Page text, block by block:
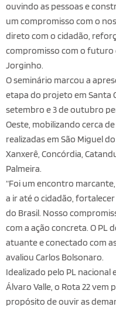
ouvindo as pessoas e
um compromisso com o
direto com o cidadão,
compromisso com o futuro
Jorginho.
O seminário marcou a
etapa do projeto em Santa
setembro e 3 de outubro
Oeste, mobilizando cerca
realizadas em São Miguel
Xanxerê, Concórdia,
Palmeira.
“Foi um encontro
a ir até o cidadão,
do Brasil. Nosso
com a ação concreta. O PL
atuante e conectado com
avaliou Carlos Bolsonaro.
Idealizado pelo PL
Álvaro Valle, o Rota 22
propósito de ouvir as